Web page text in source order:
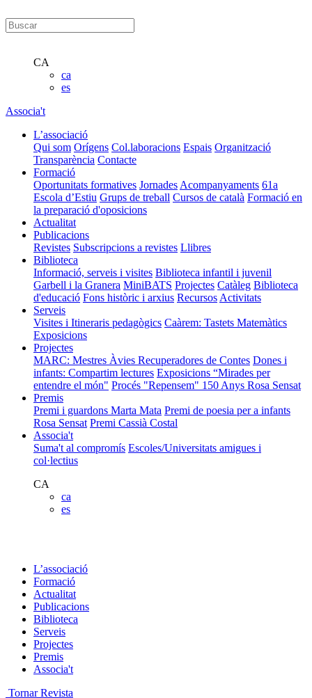
CA
ca
es
Associa't
L’associació
Qui som Orígens Col.laboracions Espais Organització
Transparència Contacte
Formació
Oportunitats formatives Jornades Acompanyaments 61a
Escola d’Estiu Grups de treball Cursos de català Formació en
la preparació d'oposicions
Actualitat
Publicacions
Revistes Subscripcions a revistes Llibres
Biblioteca
Informació, serveis i visites Biblioteca infantil i juvenil
Garbell i la Granera MiniBATS Projectes Catàleg Biblioteca
d'educació Fons històric i arxius Recursos Activitats
Serveis
Visites i Itineraris pedagògics Caàrem: Tastets Matemàtics
Exposicions
Projectes
MARC: Mestres Àvies Recuperadores de Contes Dones i
infants: Compartim lectures Exposicions “Mirades per
entendre el món" Procés "Repensem" 150 Anys Rosa Sensat
Premis
Premi i guardons Marta Mata Premi de poesia per a infants
Rosa Sensat Premi Cassià Costal
Associa't
Suma't al compromís Escoles/Universitats amigues i
col·lectius
CA
ca
es
L’associació
Formació
Actualitat
Publicacions
Biblioteca
Serveis
Projectes
Premis
Associa't
Tornar Revista